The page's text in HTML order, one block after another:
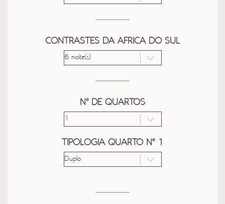
CONTRASTES DA AFRICA DO SUL
Nº DE QUARTOS
TIPOLOGIA QUARTO Nº 1